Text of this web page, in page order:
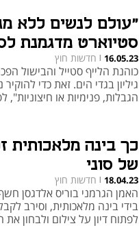
סטיוארט מדגמנת
16.05.23
| חדשות חוץ
כוהנת הלייף סטייל והבישול
גיליון בגדי הים. זאת כדי
הגבלות, פנימיות או חיצוניות",
כך בינה מלאכותית
של סוני
18.04.23
| חדשות חוץ
האמן הגרמני בוריס אלדגסן
בידי בינה מלאכותית, וסירב
לפתוח דיון על צילום ולבחון